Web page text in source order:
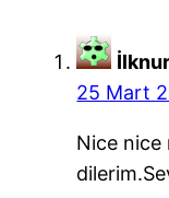
25 Mart
Nice nice